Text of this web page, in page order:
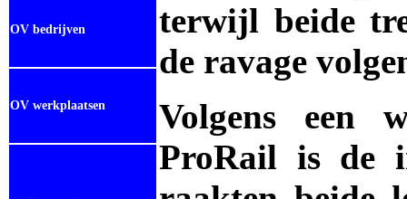
terwijl beide
de ravage
Volgens een
ProRail is de
OV bedrijven
OV werkplaatsen